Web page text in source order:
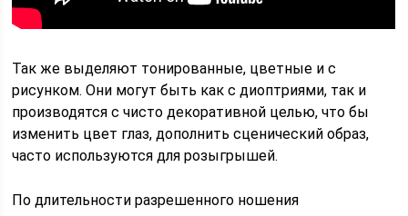
Так же выделяют тонированные, цветные и с
рисунком. Они могут быть как с диоптриями, так и
производятся с чисто декоративной целью, что бы
изменить цвет глаз, дополнить сценический образ,
часто используются для розыгрышей.
По длительности разрешенного ношения